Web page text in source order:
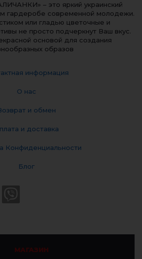
– это яркий украинский
гардеробе современной молодежи.
или гладью цветочные и
не просто подчеркнут Ваш вкус.
основой для создания
образов
информация
О нас
и обмен
и доставка
Конфиденциальности
Блог
МАГАЗИН